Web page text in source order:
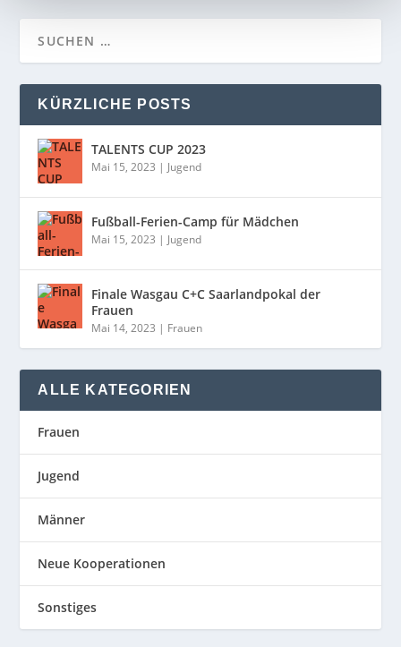
KÜRZLICHE POSTS
TALENTS CUP 2023
Mai 15, 2023 | Jugend
Fußball-Ferien-Camp für Mädchen
Mai 15, 2023 | Jugend
Finale Wasgau C+C Saarlandpokal der
Frauen
Mai 14, 2023 | Frauen
ALLE KATEGORIEN
Frauen
Jugend
Männer
Neue Kooperationen
Sonstiges